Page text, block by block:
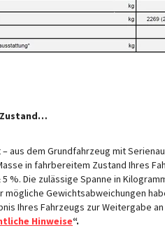
Zustand…
dem Grundfahrzeug mit
in fahrbereitem Zustand Ihres
%. Die zulässige Spanne in
mögliche Gewichtsabweichungen
Ihres Fahrzeugs zur Weitergabe an
Hinweise“.